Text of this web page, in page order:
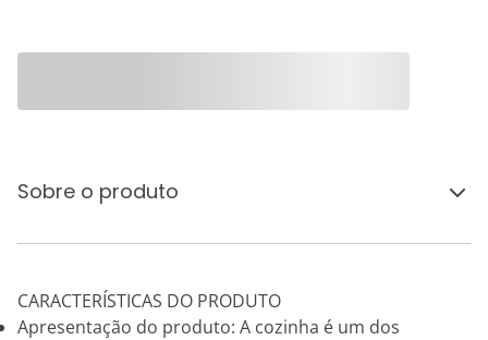
Sobre o produto
CARACTERÍSTICAS DO PRODUTO
Apresentação do produto: A cozinha é um dos